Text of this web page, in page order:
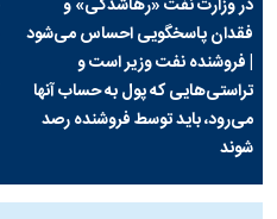
در وزارت نفت «رهاشدگی» و
فقدان پاسخگویی احساس می‌شود
| فروشنده نفت وزیر است و
تراستی‌هایی که پول به حساب آنها
می‌رود، باید توسط فروشنده رصد
شوند